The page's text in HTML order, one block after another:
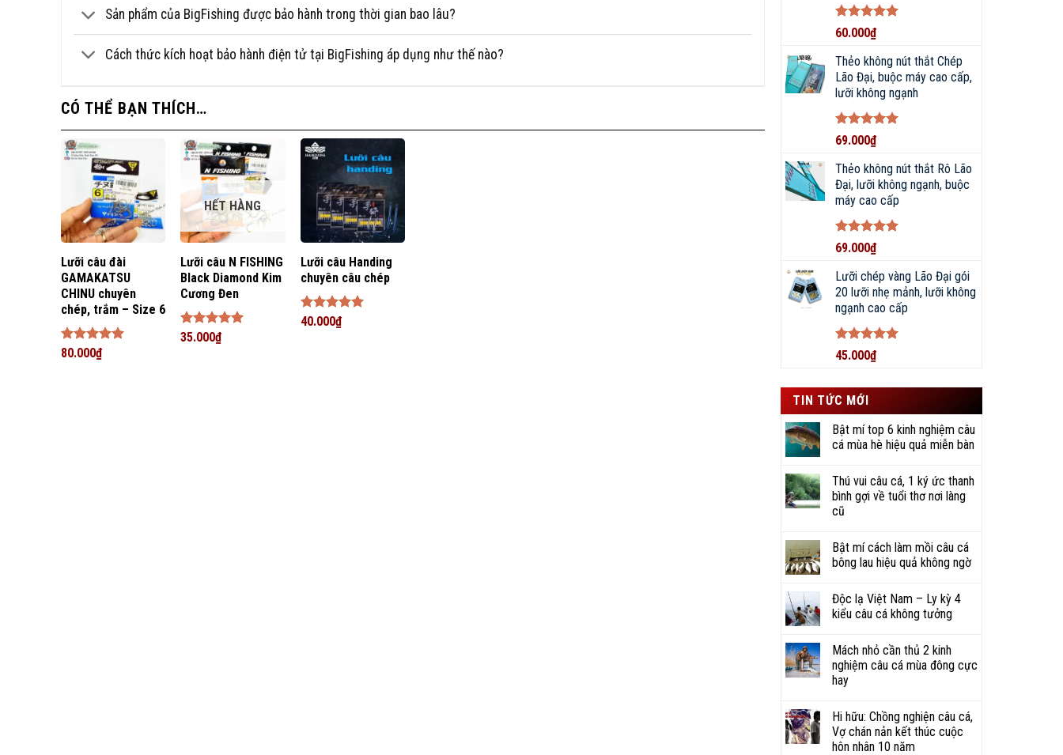
Sản phẩm của BigFishing được bảo hành trong thời gian bao lâu?
Cách thức kích hoạt bảo hành điện tử tại BigFishing áp dụng như thế nào?
CÓ THỂ BẠN THÍCH…
Lưỡi câu đài
GAMAKATSU
CHINU chuyên
chép, trắm – Size 6
Được xếp
80.000₫
HẾT HÀNG
Lưỡi câu N FISHING
Black Diamond Kim
Cương Đen
Được xếp
35.000₫
Lưỡi câu Handing
chuyên câu chép
Được xếp
40.000₫
Được xếp
55
sao
60.000₫
Thẻo không nút thắt Chép
Lão Đại, buộc máy cao cấp,
lưỡi không ngạnh
Được xếp
55
sao
69.000₫
Thẻo không nút thắt Rô Lão
Đại, lưỡi không ngạnh, buộc
máy cao cấp
Được xếp
55
sao
69.000₫
Lưỡi chép vàng Lão Đại gói
20 lưỡi nhẹ mảnh, lưỡi không
ngạnh cao cấp
Được xếp
55
45.000₫
TIN TỨC MỚI
Bật mí top 6 kinh nghiệm câu
cá mùa hè hiệu quả miễn bàn
Thú vui câu cá, 1 ký ức thanh
bình gợi về tuổi thơ nơi làng
cũ
Bật mí cách làm mồi câu cá
bông lau hiệu quả không ngờ
Độc lạ Việt Nam – Ly kỳ 4
kiểu câu cá không tưởng
Mách nhỏ cần thủ 2 kinh
nghiệm câu cá mùa đông cực
hay
Hi hữu: Chồng nghiện câu cá,
Vợ chán nản kết thúc cuộc
hôn nhân 10 năm